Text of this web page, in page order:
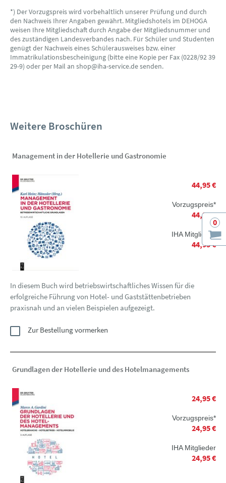
0
*) Der Vorzugspreis wird vorbehaltlich unserer Prüfung und durch
den Nachweis Ihrer Angaben gewährt. Mitgliedshotels im DEHOGA
weisen Ihre Mitgliedschaft durch Angabe der Mitgliedsnummer und
des zuständigen Landesverbandes nach. Für Schüler und Studenten
genügt der Nachweis eines Schülerausweises bzw. einer
Immatrikulationsbescheinigung (bitte eine Kopie per Fax (0228/92 39
29-9) oder per Mail an shop@iha-service.de senden.
Weitere Broschüren
Management in der Hotellerie und Gastronomie
44,95 €
Vorzugspreis*
44,95 €
IHA Mitglieder
44,95 €
In diesem Buch wird betriebswirtschaftliches Wissen für die
erfolgreiche Führung von Hotel- und Gaststättenbetrieben
praxisnah und an vielen Beispielen aufgezeigt.
Zur Bestellung vormerken
Grundlagen der Hotellerie und des Hotelmanagements
24,95 €
Vorzugspreis*
24,95 €
IHA Mitglieder
24,95 €